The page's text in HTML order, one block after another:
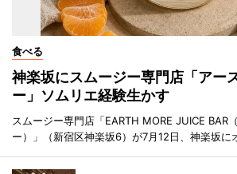
食べる
神楽坂にスムージー専門店「アー
ー」ソムリエ経験生かす
スムージー専門店「EARTH MORE JUICE BAR
ー）」（新宿区神楽坂6）が7月12日、神楽坂に